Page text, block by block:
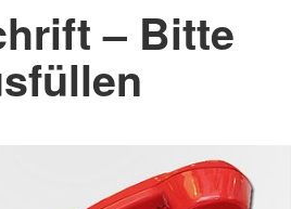
– Bitte